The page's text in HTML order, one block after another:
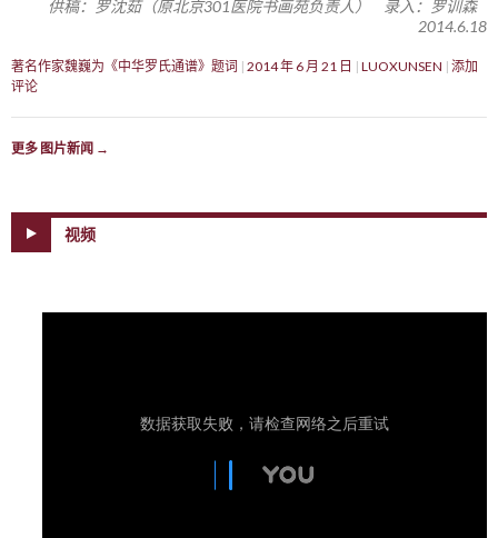
供稿：罗沈茹（原北京301医院书画苑负责人） 录入：罗训森
2014.6.18
著名作家魏巍为《中华罗氏通谱》题词 2014 年 6 月 21 日 LUOXUNSEN 添加
评论
更多 图片新闻 →
视频